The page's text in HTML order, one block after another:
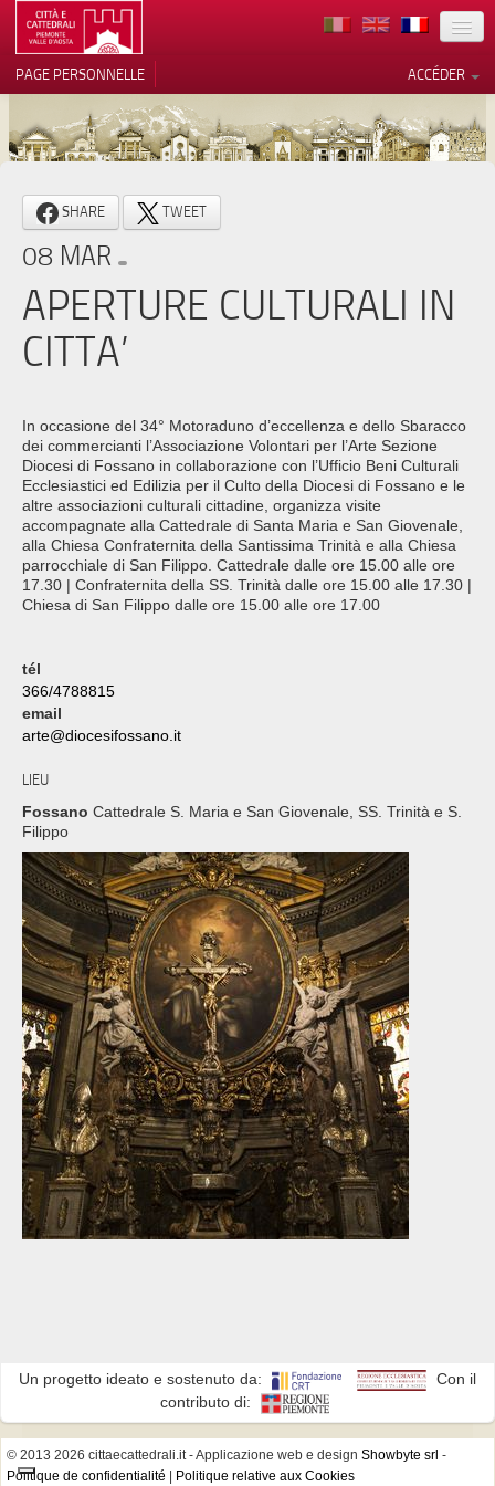
TERRITOIRE
ARCHITECTURE
MUSÉES
ITINÉRAIRES
EVÉNEMENTS
CONTACTS
PRESS
ACCÉDER
PAGE PERSONNELLE
SHARE TWEET
08 MAR
APERTURE CULTURALI IN
CITTA’
In occasione del 34° Motoraduno d’eccellenza e dello Sbaracco
dei commercianti l’Associazione Volontari per l’Arte Sezione
Diocesi di Fossano in collaborazione con l’Ufficio Beni Culturali
Ecclesiastici ed Edilizia per il Culto della Diocesi di Fossano e le
altre associazioni culturali cittadine, organizza visite
accompagnate alla Cattedrale di Santa Maria e San Giovenale,
alla Chiesa Confraternita della Santissima Trinità e alla Chiesa
parrocchiale di San Filippo. Cattedrale dalle ore 15.00 alle ore
17.30 | Confraternita della SS. Trinità dalle ore 15.00 alle 17.30 |
Chiesa di San Filippo dalle ore 15.00 alle ore 17.00
tél
366/4788815
email
arte@diocesifossano.it
LIEU
Fossano Cattedrale S. Maria e San Giovenale, SS. Trinità e S.
Filippo
Un progetto ideato e sostenuto da:
Con il
contributo di:
© 2013 2026 cittaecattedrali.it- Applicazione web e design Showbyte srl -
Politique de confidentialité
Politique relative aux Cookies
Notification lors de la collecte
Vos choix en matière de
confidentialité